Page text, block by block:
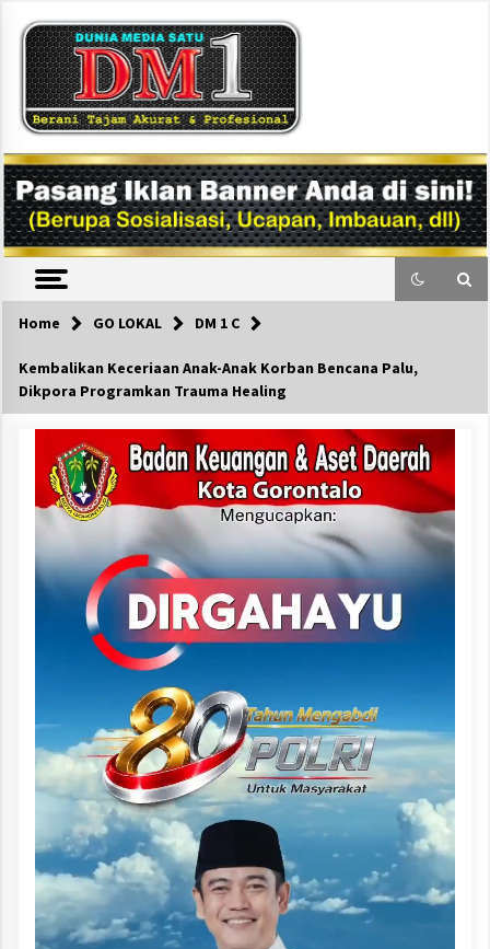
content
DM1
Home GO LOKAL DM 1 C
Kembalikan Keceriaan Anak-Anak Korban Bencana Palu,
Dikpora Programkan Trauma Healing